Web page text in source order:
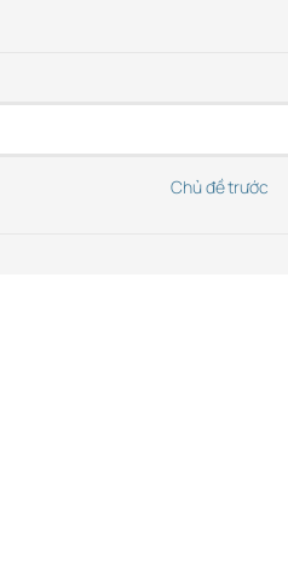
Chủ đề trước